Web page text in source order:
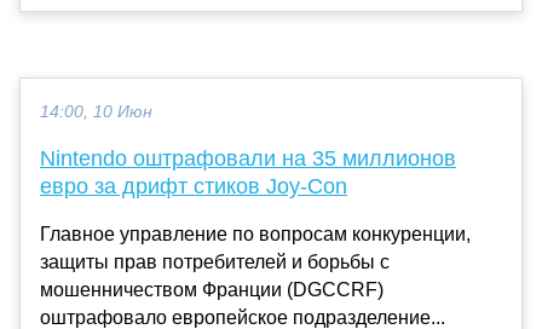
14:00, 10 Июн
Nintendo оштрафовали на 35 миллионов
евро за дрифт стиков Joy-Con
Главное управление по вопросам конкуренции,
защиты прав потребителей и борьбы с
мошенничеством Франции (DGCCRF)
оштрафовало европейское подразделение...